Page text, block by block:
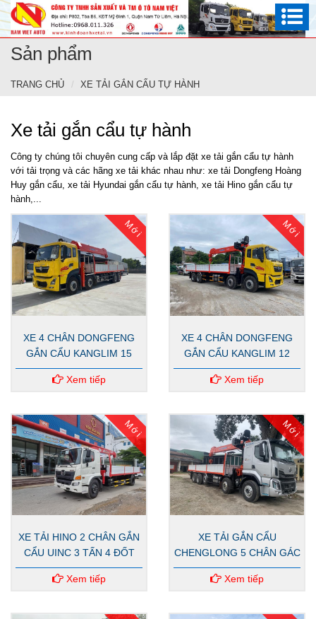
Sản phẩm
TRANG CHỦ XE TẢI GẮN CẨU TỰ HÀNH
Xe tải gắn cẩu tự hành
Công ty chúng tôi chuyên cung cấp và lắp đặt xe tải gắn cẩu tự hành
với tải trọng và các hãng xe tải khác nhau như: xe tải Dongfeng Hoàng
Huy gắn cẩu, xe tải Hyundai gắn cẩu tự hành, xe tải Hino gắn cẩu tự
hành,...
Mới
XE 4 CHÂN DONGFENG
GẮN CẨU KANGLIM 15
TẤN KS5206
Xem tiếp
Mới
XE 4 CHÂN DONGFENG
GẮN CẨU KANGLIM 12
TÂN KS2825
Xem tiếp
Mới
XE TẢI HINO 2 CHÂN GẮN
CẨU UINC 3 TẤN 4 ĐỐT
Xem tiếp
Mới
XE TẢI GẮN CẨU
CHENGLONG 5 CHÂN GÁC
CẨU KANGLIM HÀN QUỐC
12 TẤN 5 KHÚC
Xem tiếp